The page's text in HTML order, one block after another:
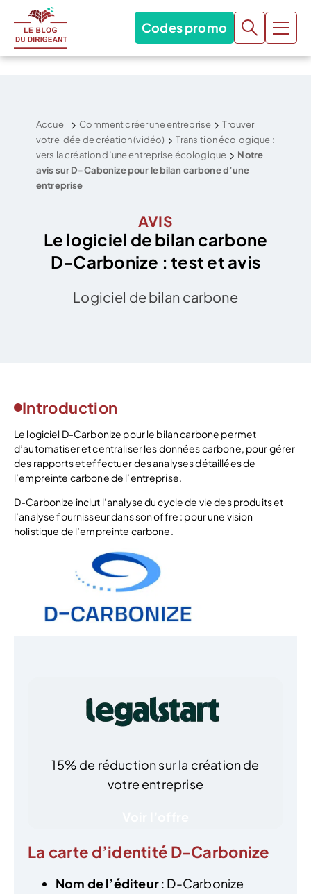
Codes promo
Accueil Comment créer une entreprise
Trouver
votre idée de création (vidéo)
Transition écologique :
vers la création d’une entreprise écologique
Notre
avis sur D-Cabonize pour le bilan carbone d’une
entreprise
AVIS
Le logiciel de bilan carbone
D-Carbonize : test et avis
Logiciel de bilan carbone
Introduction
Le logiciel D-Carbonize pour le bilan carbone permet
d’automatiser et centraliser les données carbone, pour gérer
des rapports et effectuer des analyses détaillées de
l’empreinte carbone de l’entreprise.
D-Carbonize inclut l’analyse du cycle de vie des produits et
l’analyse fournisseur dans son offre : pour une vision
holistique de l’empreinte carbone.
15% de réduction sur la création de
votre entreprise
La carte d’identité D-Carbonize
Nom de l’éditeur: D-Carbonize